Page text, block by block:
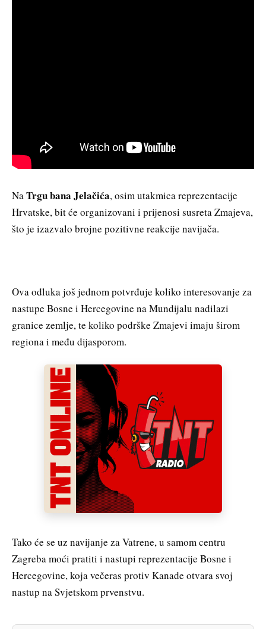
NaTrgu bana Jelačića, osim utakmica reprezentacije
Hrvatske, bit će organizovani i prijenosi susreta Zmajeva,
što je izazvalo brojne pozitivne reakcije navijača.
Ova odluka još jednom potvrđuje koliko interesovanje za
nastupe Bosne i Hercegovine na Mundijalu nadilazi
granice zemlje, te koliko podrške Zmajevi imaju širom
regiona i među dijasporom.
Tako će se uz navijanje za Vatrene, u samom centru
Zagreba moći pratiti i nastupi reprezentacije Bosne i
Hercegovine, koja večeras protiv Kanade otvara svoj
nastup na Svjetskom prvenstvu.